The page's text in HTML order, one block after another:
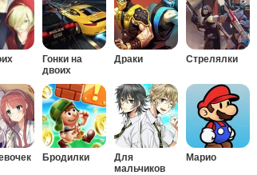
Гонки на
двоих
Драки Стрелялки
Бродилки
Для
мальчиков
Марио